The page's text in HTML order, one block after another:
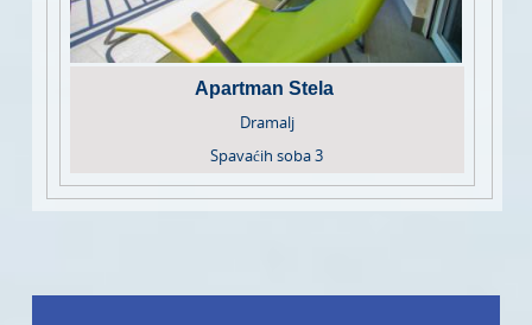
Apartman Stela
Dramalj
Spavaćih soba3